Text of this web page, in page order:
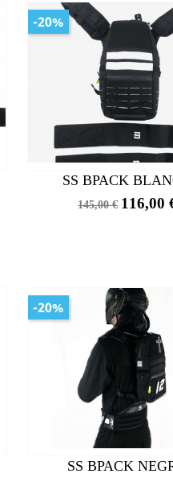
SS BPACK
Precio
145,00 € Precio
116,00
-20%
SS BPACK
-20%